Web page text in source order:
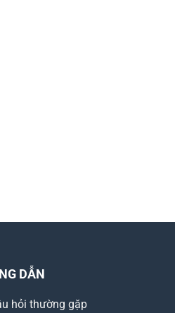
DẪN
hỏi thường gặp